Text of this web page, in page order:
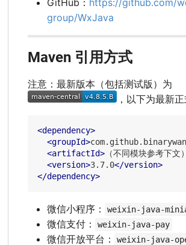
group/WxJava
Maven 引用方式
注意：最新版本（包括测试版）为
，以下为最新正
<dependency>
<groupId>
<artifactId> （不同模块参考下文）
<version>3.7.0</version>
</dependency>
微信小程序： weixin-java-
微信支付： weixin-java-pay
微信开放平台： weixin-java-